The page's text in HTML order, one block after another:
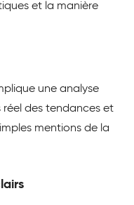
et la manière
une analyse
des tendances et
mentions de la